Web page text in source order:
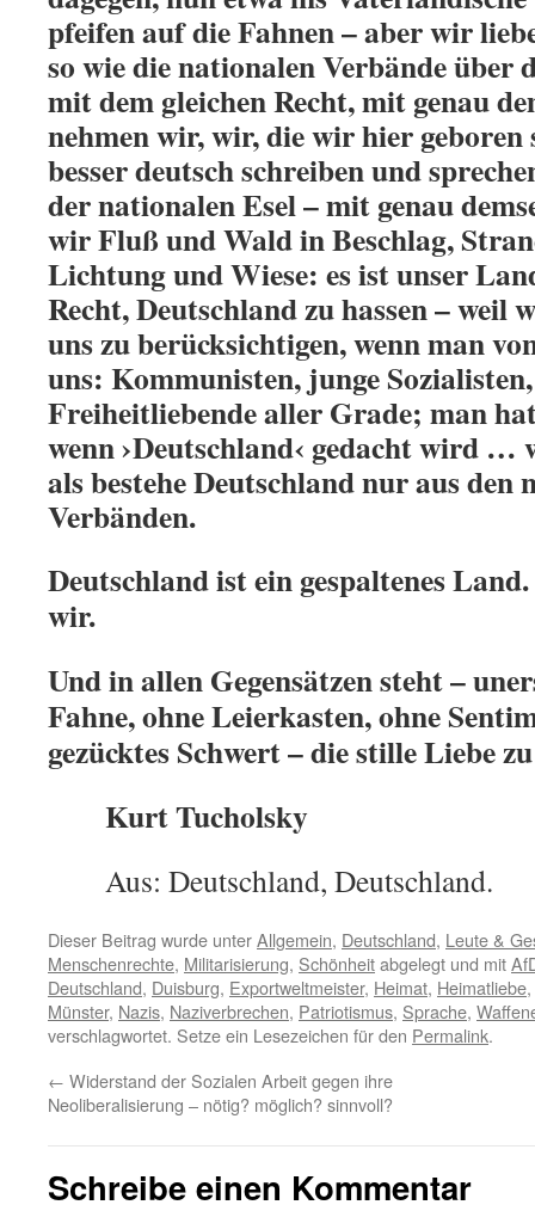
pfeifen auf die Fahnen – aber wir
so wie die nationalen Verbände über
mit dem gleichen Recht, mit genau
nehmen wir, wir, die wir hier
besser deutsch schreiben und
der nationalen Esel – mit genau
wir Fluß und Wald in Beschlag,
Lichtung und Wiese: es ist unser
Recht, Deutschland zu hassen – weil
uns zu berücksichtigen, wenn man
uns: Kommunisten, junge
Freiheitliebende aller Grade; man
wenn ›Deutschland‹ gedacht wird …
als bestehe Deutschland nur aus den
Verbänden.
Deutschland ist ein gespaltenes
wir.
Und in allen Gegensätzen steht –
Fahne, ohne Leierkasten, ohne
gezücktes Schwert – die stille Liebe
Kurt Tucholsky
Aus: Deutschland, Deutschland.
Dieser Beitrag wurde unterAllgemein, Deutschland, Leute &
Menschenrechte, Militarisierung, Schönheitabgelegt und mit
Deutschland, Duisburg, Exportweltmeister, Heimat, Heimatliebe,
Münster, Nazis, Naziverbrechen, Patriotismus, Sprache,
verschlagwortet. Setze ein Lesezeichen für den Permalink.
← Widerstand der Sozialen Arbeit gegen ihre
Neoliberalisierung – nötig? möglich? sinnvoll?
Schreibe einen Kommentar